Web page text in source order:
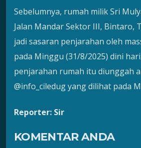
Sebelumnya, rumah milik Sri
Jalan Mandar Sektor III, Bintaro,
jadi sasaran penjarahan oleh
pada Minggu (31/8/2025) dini
penjarahan rumah itu diunggah
@info_ciledug yang dilihat pada
Reporter: Sir
KOMENTAR ANDA